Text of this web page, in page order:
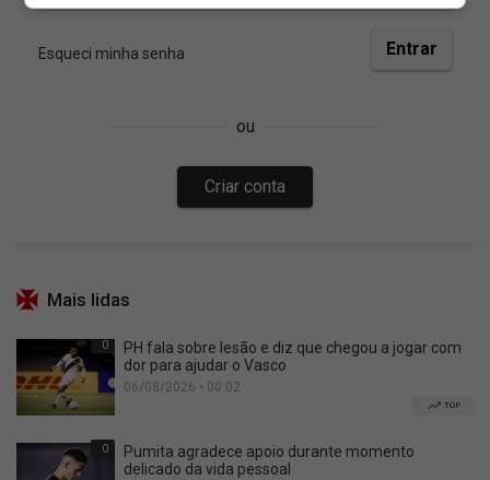
Mais lidas
0
PH fala sobre lesão e diz que chegou a jogar com
dor para ajudar o Vasco
06/08/2026 • 00:02
TOP
0
Pumita agradece apoio durante momento
delicado da vida pessoal